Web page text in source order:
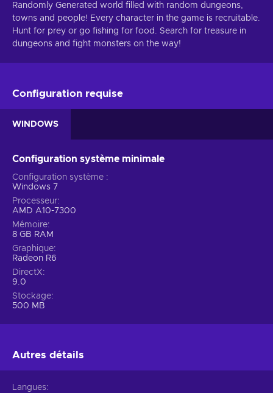
Randomly Generated world filled with random dungeons,
towns and people! Every character in the game is recruitable.
Hunt for prey or go fishing for food. Search for treasure in
dungeons and fight monsters on the way!
Configuration requise
WINDOWS
Configuration système minimale
Configuration système
Windows 7
Processeur
AMD A10-7300
Mémoire
8 GB RAM
Graphique
Radeon R6
DirectX
9.0
Stockage
500 MB
Autres détails
Langues